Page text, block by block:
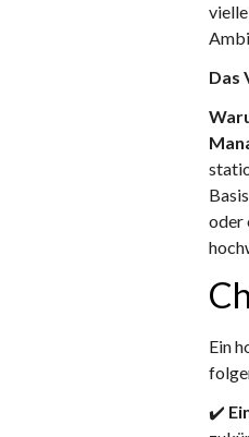
Das
oder
Ein
✔️